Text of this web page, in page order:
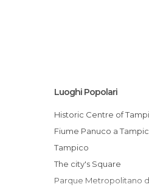
Luoghi Popolari
Historic Centre of
Fiume Panuco a
Tampico
The city's Square
Parque Metropolitano